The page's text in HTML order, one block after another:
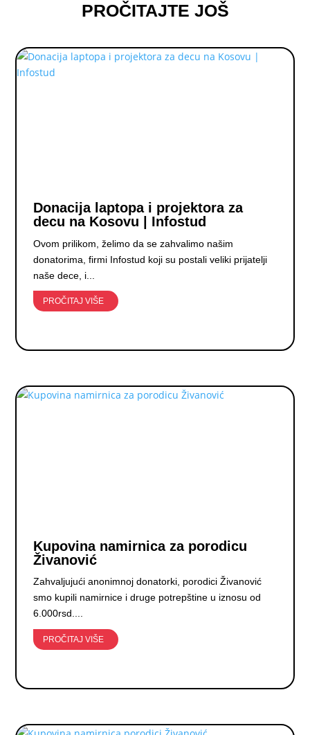
PROČITAJTE JOŠ
Donacija laptopa i projektora za
decu na Kosovu | Infostud
Ovom prilikom, želimo da se zahvalimo našim
donatorima, firmi Infostud koji su postali veliki prijatelji
naše dece, i...
PROČITAJ VIŠE
Kupovina namirnica za porodicu
Živanović
Zahvaljujući anonimnoj donatorki, porodici Živanović
smo kupili namirnice i druge potrepštine u iznosu od
6.000rsd....
PROČITAJ VIŠE